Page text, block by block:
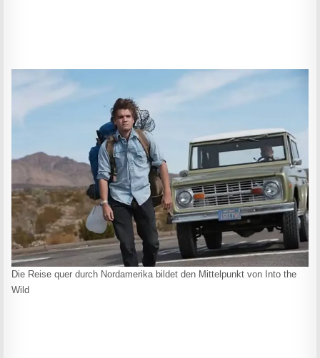
Die Reise quer durch Nordamerika bildet den Mittelpunkt von Into the
Wild